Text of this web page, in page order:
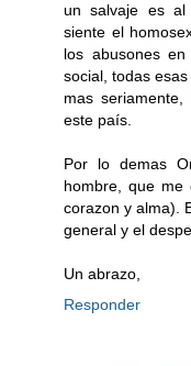
un salvaje es al
siente el
los abusones
social, todas
mas
este país.
Por lo demas
hombre, que me
corazon y alma).
general y el
Un abrazo,
Responder